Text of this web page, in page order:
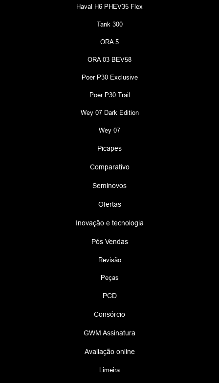
Haval H6 PHEV35 Flex
Tank 300
ORA 5
ORA 03 BEV58
Poer P30 Exclusive
Poer P30 Trail
Wey 07 Dark Edition
Wey 07
Picapes
Comparativo
Seminovos
Ofertas
Inovação e tecnologia
Pós Vendas
Revisão
Peças
PCD
Consórcio
GWM Assinatura
Avaliação online
Limeira